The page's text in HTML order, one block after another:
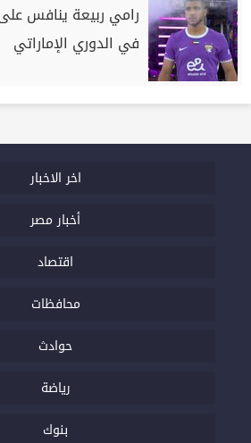
رامي ربيعة ينافس
في الدوري الإماراتي
اخر الاخبار
أخبار مصر
اقتصاد
محافظات
حوادث
رياضة
بنوك